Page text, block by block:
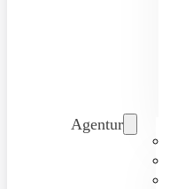
Agentur